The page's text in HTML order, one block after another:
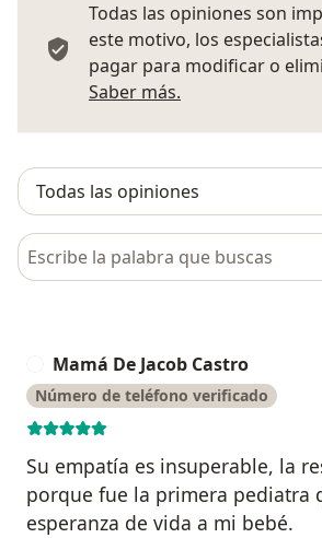
Todas las opiniones son
este motivo, los
pagar para modificar o
Saber más.
Busca en opiniones
Mamá De Jacob Castro
Número de teléfono verificado
Su empatía es insuperable, la
porque fue la primera pediatra
esperanza de vida a mi bebé.